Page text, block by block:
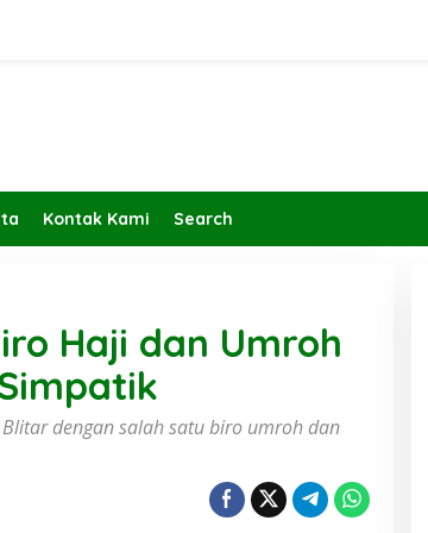
Kontak Kami Search
Haji dan Umroh
dengan salah satu biro umroh dan
Kembalikan Peran dan Fungsi
KBIHU Pada Jalurnya